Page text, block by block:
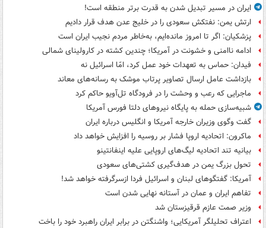
ایران در مسیر تبدیل شدن به قدرت برتر منطقه است!
ارتش یمن: نفتکش سعودی را در خلیج عدن هدف قرار دادیم
پزشکیان: اگر تا امروز مانده‌ایم، به‌خاطر مردم نجیب ایران است
ادامه ناامنی و خشونت در آمریکا؛ چندین کشته در کارولینای شمالی
فیدان: حماس به تعهدات خود عمل کرد، امّا اسرائیل نه
بازداشت عامل ارسال تصاویر پرتاب موشک به رسانه‌های معاند
ماجرایی که رعب و وحشت را در فرودگاه تل‌آویو حاکم کرد
شبیه‌سازی حمله به پایگاه نیروهای دلتا فورس آمریکا
گفت وگوی وزیران خارجه آمریکا و انگلیس درباره ایران
ماکرون: اتحادیه اروپا فشار بر روسیه را افزایش خواهد داد
بیانیه تند اتحادیه لیگ‌های اروپایی علیه اینفانتینو
تحول بزرگ یمن در هدف‌گیری کشتی‌های سعودی
آمریکا: گفتگوهای لبنان و اسرائیل فردا ازسرگرفته خواهد شد!
تفاهم ایران و عمان در آستانه نهایی شدن است
وزیر صمت عازم قرقیزستان شد
اعتراف تحلیلگر آمریکایی؛ واشنگتن در برابر ایران راهبرد خود را باخت